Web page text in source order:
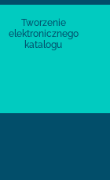
Tworzenie
elektronicznego
katalogu